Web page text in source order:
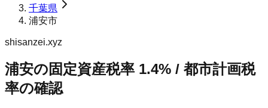
千葉県
浦安市
shisanzei.xyz
浦安の固定資産税率 1.4% / 都市計画税
率の確認